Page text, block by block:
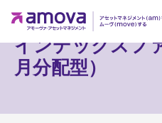
インデックスフ
月分配型）